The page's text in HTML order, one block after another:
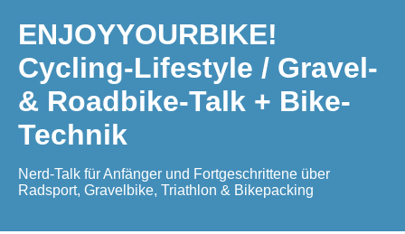
ENJOYYOURBIKE!
Cycling-Lifestyle / Gravel-
& Roadbike-Talk + Bike-
Technik
Nerd-Talk für Anfänger und Fortgeschrittene über
Radsport, Gravelbike, Triathlon & Bikepacking